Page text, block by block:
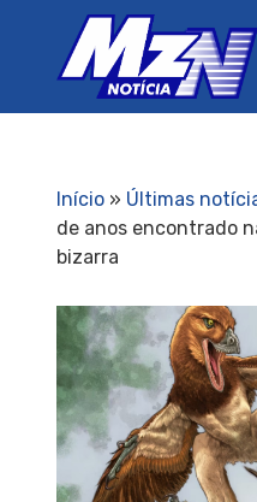
Início» Últimas
de anos encontrado
bizarra